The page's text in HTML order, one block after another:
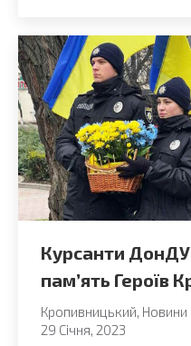
Курсанти
пам’ять Героїв
Кропивницький Новини
29 Січня, 2023